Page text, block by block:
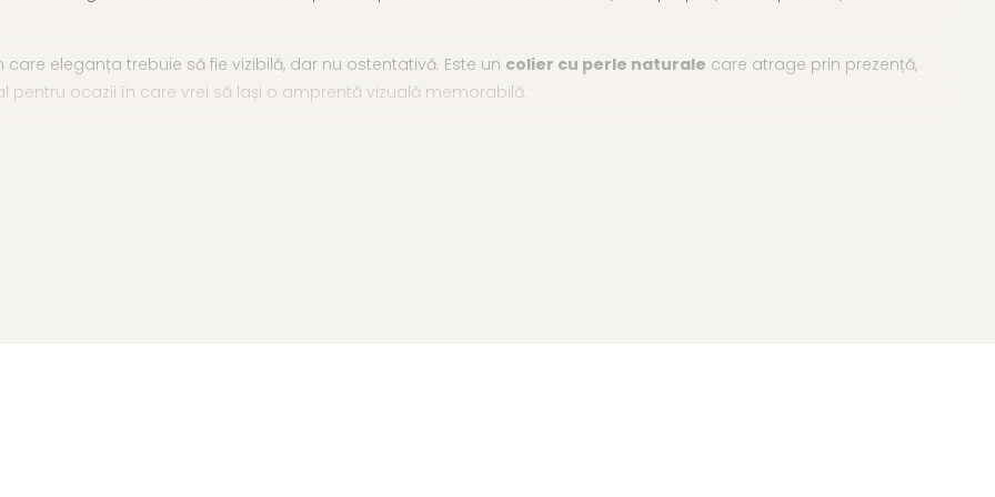
eleganța trebuie să fie vizibilă, dar nu ostentativă. Este un colier cu perle naturale care atrage prin prezență,
ocazii în care vrei să lași o amprentă vizuală memorabilă.
alte bijuterii din